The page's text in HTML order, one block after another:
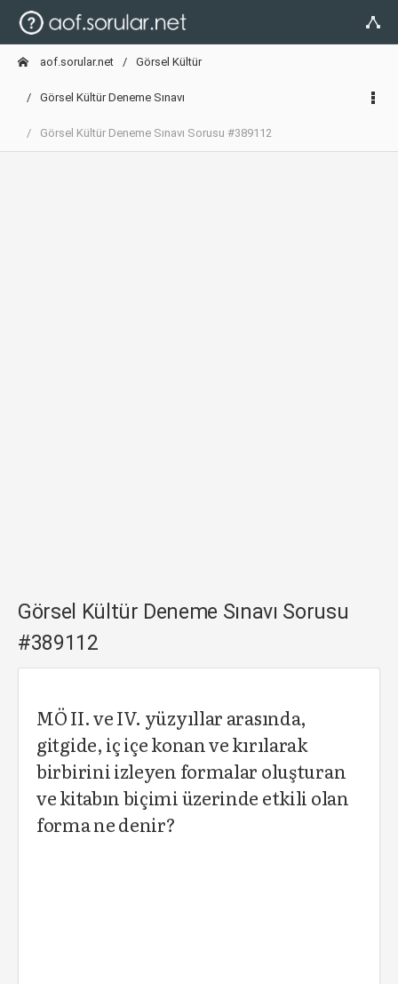
aof.sorular.net Görsel Kültür
Görsel Kültür Deneme Sınavı
Görsel Kültür Deneme Sınavı Sorusu #389112
Görsel Kültür Deneme Sınavı Sorusu
#389112
MÖ II. ve IV. yüzyıllar arasında,
gitgide, iç içe konan ve kırılarak
birbirini izleyen formalar oluşturan
ve kitabın biçimi üzerinde etkili olan
forma ne denir?